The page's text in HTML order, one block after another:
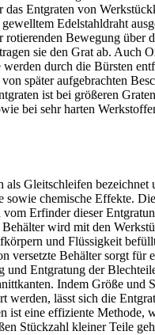
Entgraten von
Edelstahldraht
rotierenden Bewegung über
sie den Grat ab. Auch
durch die Bürsten
später aufgebrachten
ist bei größeren
bei sehr harten
als Gleitschleifen bezeichnet
sowie chemische Effekte.
Erfinder dieser
wird mit den
und Flüssigkeit
versetzte Behälter sorgt für
und Entgratung der
Indem Größe und
werden, lässt sich die
ist eine effiziente Methode,
Stückzahl kleiner Teile